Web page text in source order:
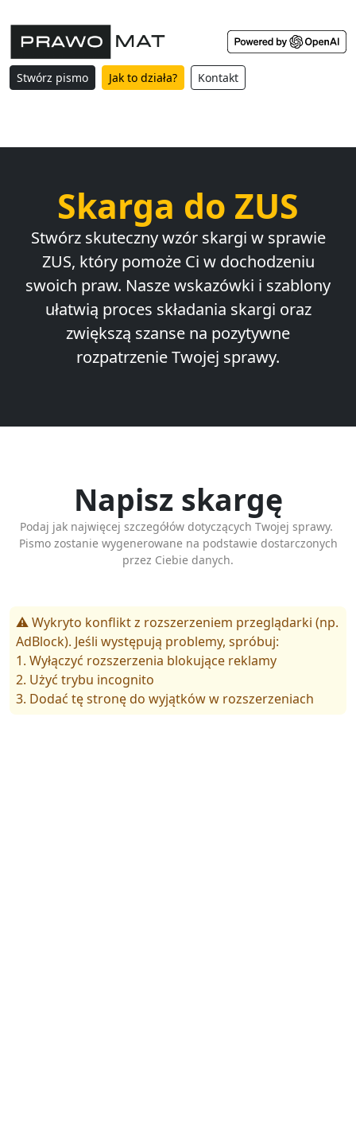
Stwórz pismo Jak to działa? Kontakt
Skarga do ZUS
Stwórz skuteczny wzór skargi w sprawie
ZUS, który pomoże Ci w dochodzeniu
swoich praw. Nasze wskazówki i szablony
ułatwią proces składania skargi oraz
zwiększą szanse na pozytywne
rozpatrzenie Twojej sprawy.
Napisz skargę
Podaj jak najwięcej szczegółów dotyczących Twojej sprawy.
Pismo zostanie wygenerowane na podstawie dostarczonych
przez Ciebie danych.
⚠️ Wykryto konflikt z rozszerzeniem przeglądarki (np.
AdBlock). Jeśli występują problemy, spróbuj:
1. Wyłączyć rozszerzenia blokujące reklamy
2. Użyć trybu incognito
3. Dodać tę stronę do wyjątków w rozszerzeniach